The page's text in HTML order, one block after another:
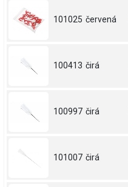
101025 červená
100413 čirá
100997 čirá
101007 čirá